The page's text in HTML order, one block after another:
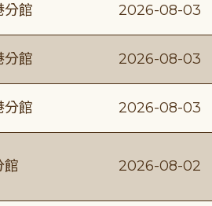
分館 2026-08-03
分館 2026-08-03
分館 2026-08-03
館 2026-08-02